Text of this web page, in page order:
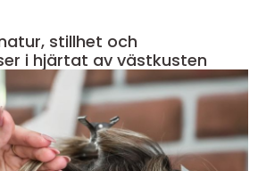
i hjärtat av västkusten